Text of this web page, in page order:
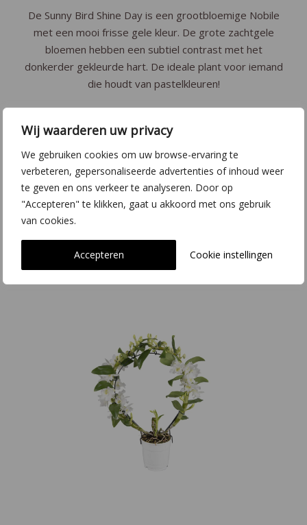
Wij waarderen uw privacy
We gebruiken cookies om uw browse-ervaring te
verbeteren, gepersonaliseerde advertenties of inhoud weer
te geven en ons verkeer te analyseren. Door op
"Accepteren" te klikken, gaat u akkoord met ons gebruik
van cookies.
Cookie instellingen
Accepteren
De Sunny Bird Shine Day is een grootbloemige Nobile
met een mooi frisse gele kleur. De grote zachtgele
bloemen hebben een subtiel contrast met het
donkerder gekleurde hart. De ideale plant voor iemand
die houdt van pastelkleuren!